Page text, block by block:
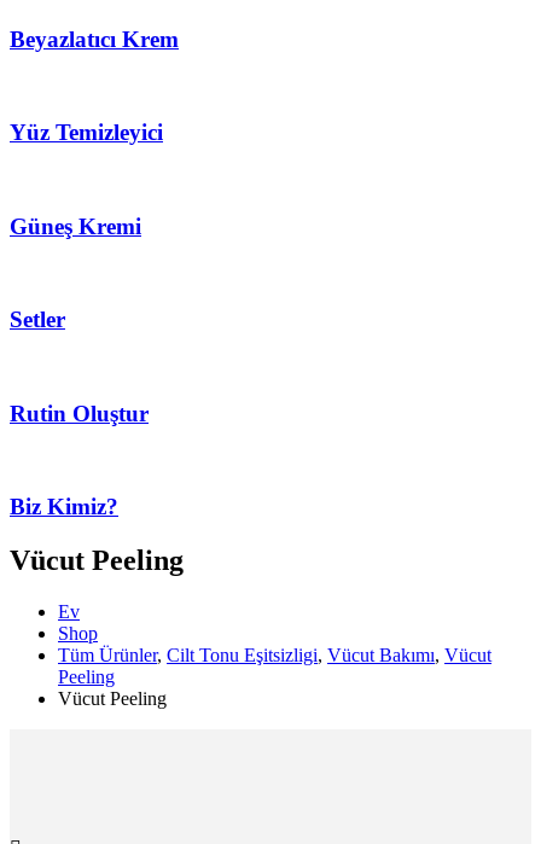
Beyazlatıcı Krem
Yüz Temizleyici
Güneş Kremi
Setler
Rutin Oluştur
Biz Kimiz?
Vücut Peeling
Ev
Shop
Tüm Ürünler, Cilt Tonu Eşitsizligi, Vücut Bakımı, Vücut
Peeling
Vücut Peeling